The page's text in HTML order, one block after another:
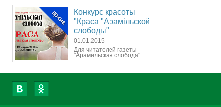
Конкурс красоты
"Краса "Арамiльской
слободы"
01.01.2015
Для читателей газеты
"Арамильская слобода"